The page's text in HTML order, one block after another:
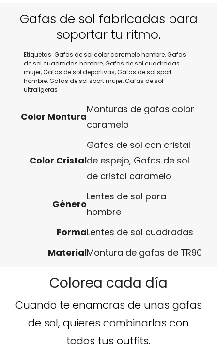
Gafas de sol fabricadas para
soportar tu ritmo.
Etiquetas:Gafas de sol color caramelo hombre,Gafas
de sol cuadradas hombre,Gafas de sol cuadradas
mujer,Gafas de sol deportivas,Gafas de sol sport
hombre,Gafas de sol sport mujer,Gafas de sol
ultraligeras
Color Montura
Monturas de gafas color
caramelo
Color Cristal
Gafas de sol con cristal
de espejo, Gafas de sol
de cristal caramelo
Género
Lentes de sol para
hombre
FormaLentes de sol cuadradas
MaterialMontura de gafas de TR90
Colorea cada día
Cuando te enamoras de unas gafas
de sol, quieres combinarlas con
todos tus outfits.